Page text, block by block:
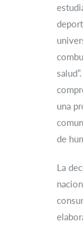
una
de
La